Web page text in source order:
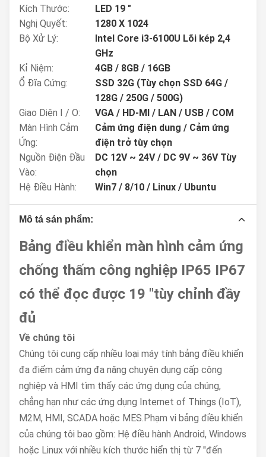
Kích Thước:
LED 19 "
Nghị Quyết:
1280 X 1024
Bộ Xử Lý:
Intel Core i3-6100U Lõi kép 2,4
GHz
Kỉ Niệm:
4GB / 8GB / 16GB
Ổ Đĩa Cứng:
SSD 32G (Tùy chọn SSD 64G /
128G / 250G / 500G)
Giao Diện I / O:
VGA / HD-MI / LAN / USB / COM
Màn Hình Cảm
Ứng:
Cảm ứng điện dung / Cảm ứng
điện trở tùy chọn
Nguồn Điện Đầu
Vào:
DC 12V ~ 24V / DC 9V ~ 36V Tùy
chọn
Hệ Điều Hành:
Win7 / 8/10 / Linux / Ubuntu
Mô tả sản phẩm:
Bảng điều khiển màn hình cảm ứng
chống thấm công nghiệp IP65 IP67
có thể đọc được 19 "tùy chỉnh đầy
đủ
Về chúng tôi
Chúng tôi cung cấp nhiều loại máy tính bảng điều khiển
đa điểm cảm ứng đa năng chuyên dụng cấp công
nghiệp và HMI tìm thấy các ứng dụng của chúng,
chẳng hạn như các ứng dụng Internet of Things (IoT),
M2M, HMI, SCADA hoặc MES.Phạm vi bảng điều khiển
của chúng tôi bao gồm: Hệ điều hành Android, Windows
hoặc Linux với nhiều kích thước hiển thị từ 7 "đến